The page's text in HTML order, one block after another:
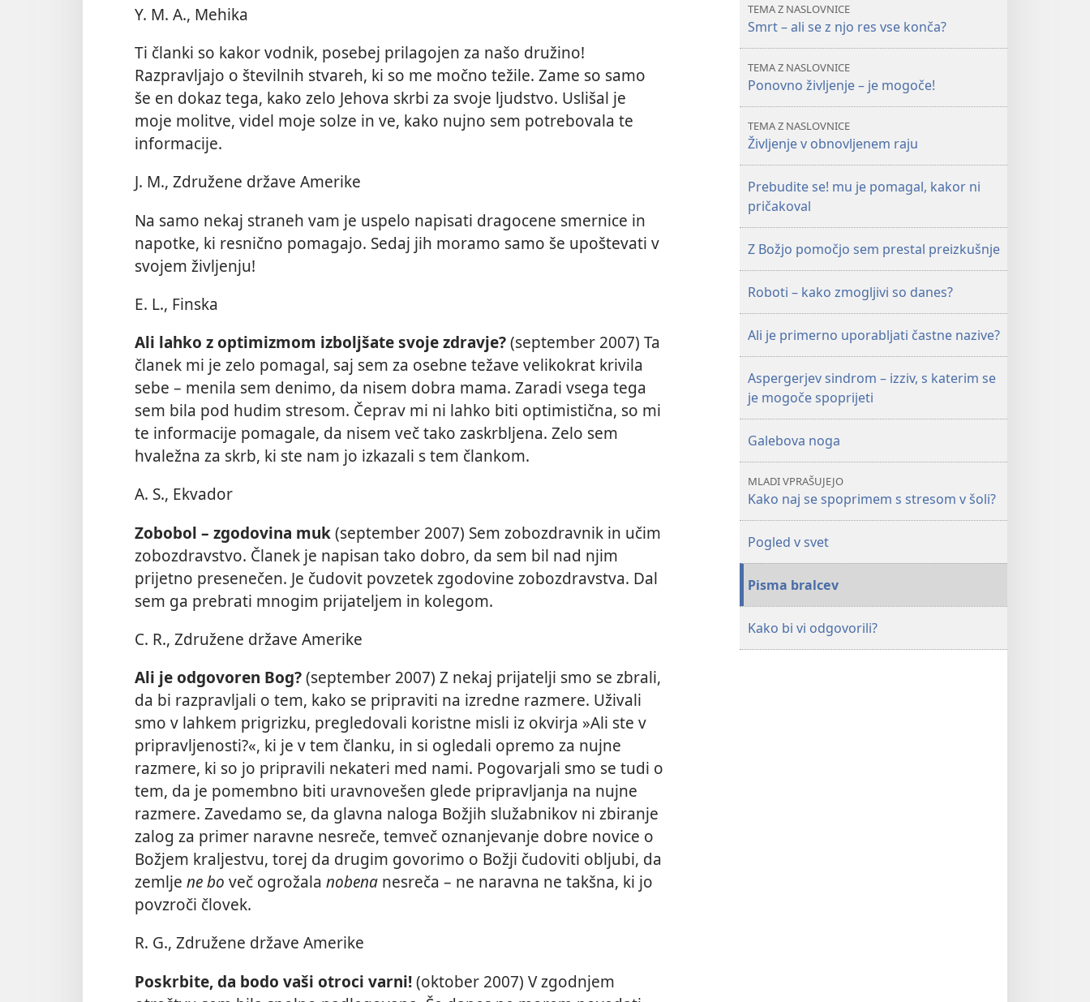
Y. M. A., Mehika
Ti članki so kakor vodnik, posebej prilagojen za našo družino!
Razpravljajo o številnih stvareh, ki so me močno težile. Zame so samo
še en dokaz tega, kako zelo Jehova skrbi za svoje ljudstvo. Uslišal je
moje molitve, videl moje solze in ve, kako nujno sem potrebovala te
informacije.
J. M., Združene države Amerike
Na samo nekaj straneh vam je uspelo napisati dragocene smernice in
napotke, ki resnično pomagajo. Sedaj jih moramo samo še upoštevati v
svojem življenju!
E. L., Finska
Ali lahko z optimizmom izboljšate svoje zdravje?(september 2007) Ta
članek mi je zelo pomagal, saj sem za osebne težave velikokrat krivila
sebe – menila sem denimo, da nisem dobra mama. Zaradi vsega tega
sem bila pod hudim stresom. Čeprav mi ni lahko biti optimistična, so mi
te informacije pomagale, da nisem več tako zaskrbljena. Zelo sem
hvaležna za skrb, ki ste nam jo izkazali s tem člankom.
A. S., Ekvador
Zobobol – zgodovina muk(september 2007) Sem zobozdravnik in učim
zobozdravstvo. Članek je napisan tako dobro, da sem bil nad njim
prijetno presenečen. Je čudovit povzetek zgodovine zobozdravstva. Dal
sem ga prebrati mnogim prijateljem in kolegom.
C. R., Združene države Amerike
Ali je odgovoren Bog?(september 2007) Z nekaj prijatelji smo se zbrali,
da bi razpravljali o tem, kako se pripraviti na izredne razmere. Uživali
smo v lahkem prigrizku, pregledovali koristne misli iz okvirja »Ali ste v
pripravljenosti?«, ki je v tem članku, in si ogledali opremo za nujne
razmere, ki so jo pripravili nekateri med nami. Pogovarjali smo se tudi o
tem, da je pomembno biti uravnovešen glede pripravljanja na nujne
razmere. Zavedamo se, da glavna naloga Božjih služabnikov ni zbiranje
zalog za primer naravne nesreče, temveč oznanjevanje dobre novice o
Božjem kraljestvu, torej da drugim govorimo o Božji čudoviti obljubi, da
zemlje ne bo več ogrožala nobena nesreča – ne naravna ne takšna, ki jo
povzroči človek.
R. G., Združene države Amerike
Poskrbite, da bodo vaši otroci varni!(oktober 2007) V zgodnjem
TEMA Z NASLOVNICE
Smrt – ali se z njo res vse konča?
TEMA Z NASLOVNICE
Ponovno življenje – je mogoče!
TEMA Z NASLOVNICE
Življenje v obnovljenem raju
Prebudite se! mu je pomagal, kakor ni
pričakoval
Z Božjo pomočjo sem prestal preizkušnje
Roboti – kako zmogljivi so danes?
Ali je primerno uporabljati častne nazive?
Aspergerjev sindrom – izziv, s katerim se
je mogoče spoprijeti
Galebova noga
MLADI VPRAŠUJEJO
Kako naj se spoprimem s stresom v šoli?
Pogled v svet
Pisma bralcev
Kako bi vi odgovorili?